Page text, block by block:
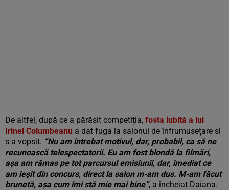
De altfel, după ce a părăsit competiția, fosta iubită a lui
Irinel Columbeanu a dat fuga la salonul de înfrumusețare si
s-a vopsit. ”Nu am întrebat motivul, dar, probabil, ca să ne
recunoască telespectatorii. Eu am fost blondă la filmări,
așa am rămas pe tot parcursul emisiunii, dar, imediat ce
am ieșit din concurs, direct la salon m-am dus. M-am făcut
brunetă, așa cum îmi stă mie mai bine”, a încheiat Daiana.